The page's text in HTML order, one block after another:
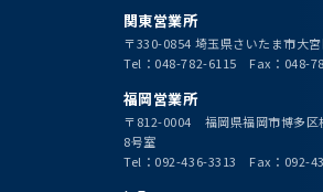
関東営業所
〒330-0854 埼玉県さいたま市大
Tel：048-782-6115 Fax：048-
福岡営業所
〒812-0004 福岡県福岡市博多
8号室
Tel：092-436-3313 Fax：092-